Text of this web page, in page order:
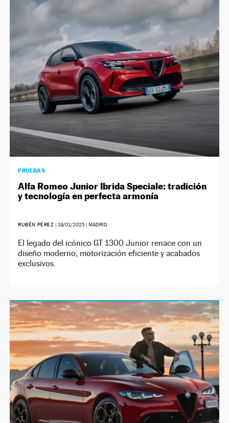
PRUEBAS
Alfa Romeo Junior Ibrida Speciale: tradición
y tecnología en perfecta armonía
RUBÉN PÉREZ | 19/01/2025 | MADRID
El legado del icónico GT 1300 Junior renace con un
diseño moderno, motorización eficiente y acabados
exclusivos.